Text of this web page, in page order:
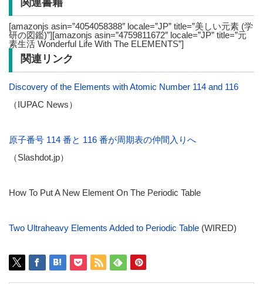
[amazonjs asin=”4054058388″ locale=”JP” title=”美しい元素 (学
研の図鑑)”][amazonjs asin=”4759811672″ locale=”JP” title=”元
素生活 Wonderful Life With The ELEMENTS”]
関連リンク
Discovery of the Elements with Atomic Number 114 and 116
（IUPAC News）
原子番号 114 番と 116 番が周期表の仲間入りへ
（Slashdot.jp）
How To Put A New Element On The Periodic Table
Two Ultraheavy Elements Added to Periodic Table (WIRED)